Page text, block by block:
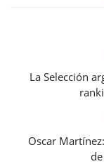
La Selección
Oscar